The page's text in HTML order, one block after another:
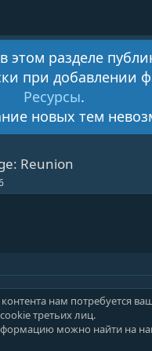
этом разделе
при добавлении
Ресурсы.
новых тем
Reunion
нам потребуется
третьих лиц.
можно найти на